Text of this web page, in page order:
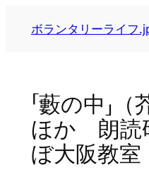
ボランタリーライフ
「藪の中」
ほか 朗読
ぼ大阪教